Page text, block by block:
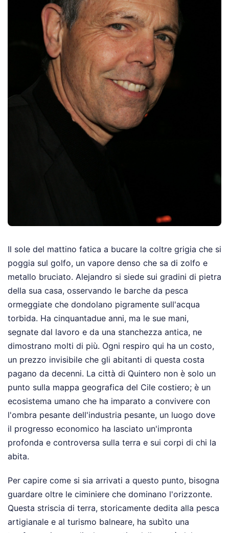
Il sole del mattino fatica a bucare la coltre grigia che si
poggia sul golfo, un vapore denso che sa di zolfo e
metallo bruciato. Alejandro si siede sui gradini di pietra
della sua casa, osservando le barche da pesca
ormeggiate che dondolano pigramente sull'acqua
torbida. Ha cinquantadue anni, ma le sue mani,
segnate dal lavoro e da una stanchezza antica, ne
dimostrano molti di più. Ogni respiro qui ha un costo,
un prezzo invisibile che gli abitanti di questa costa
pagano da decenni. La città di Quintero non è solo un
punto sulla mappa geografica del Cile costiero; è un
ecosistema umano che ha imparato a convivere con
l'ombra pesante dell'industria pesante, un luogo dove
il progresso economico ha lasciato un'impronta
profonda e controversa sulla terra e sui corpi di chi la
abita.
Per capire come si sia arrivati a questo punto, bisogna
guardare oltre le ciminiere che dominano l'orizzonte.
Questa striscia di terra, storicamente dedita alla pesca
artigianale e al turismo balneare, ha subìto una